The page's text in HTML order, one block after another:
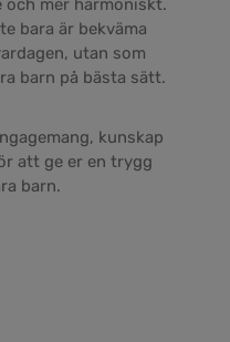
mer harmoniskt.
bara är bekväma
utan som
barn på bästa sätt.
kunskap
att ge er en trygg
barn.